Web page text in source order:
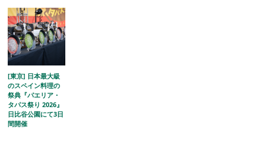
[東京] 日本最大級
のスペイン料理の
祭典『パエリア・
タパス祭り 2026』
日比谷公園にて3日
間開催